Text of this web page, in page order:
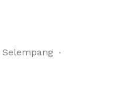
Selempang